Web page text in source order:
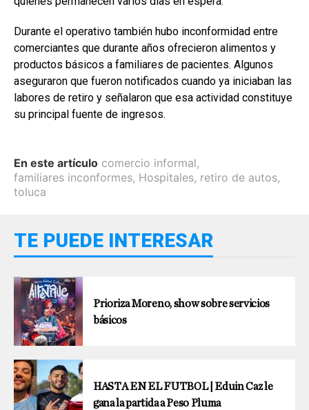
Durante el operativo también hubo inconformidad entre
comerciantes que durante años ofrecieron alimentos y
productos básicos a familiares de pacientes. Algunos
aseguraron que fueron notificados cuando ya iniciaban las
labores de retiro y señalaron que esa actividad constituye
su principal fuente de ingresos.
En este artículo comercio informal,
familiares inconformes, Hospitales, retiro de autos,
toluca
TE PUEDE INTERESAR
Prioriza Moreno, show sobre servicios
básicos
HASTA EN EL FUTBOL | Eduin Caz le
gana la partida a Peso Pluma